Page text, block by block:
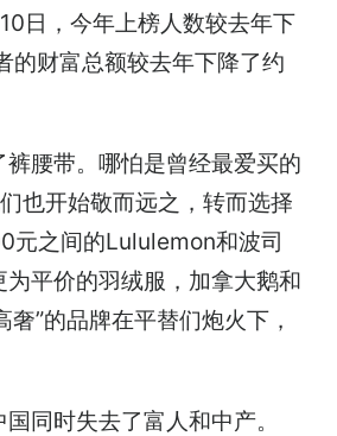
日，今年上榜人数较去年下
的财富总额较去年下降了约
腰带。哪怕是曾经最爱买的
也开始敬而远之，转而选择
元之间的Lululemon和波司
平价的羽绒服，加拿大鹅和
”的品牌在平替们炮火下，
同时失去了富人和中产。